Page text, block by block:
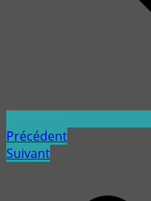
Précédent
Suivant